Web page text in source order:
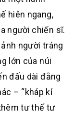
hiên ngang,
người chiến sĩ.
người tráng
lớn của núi
đấu dài đằng
– “kháp kỉ
tư thế tư